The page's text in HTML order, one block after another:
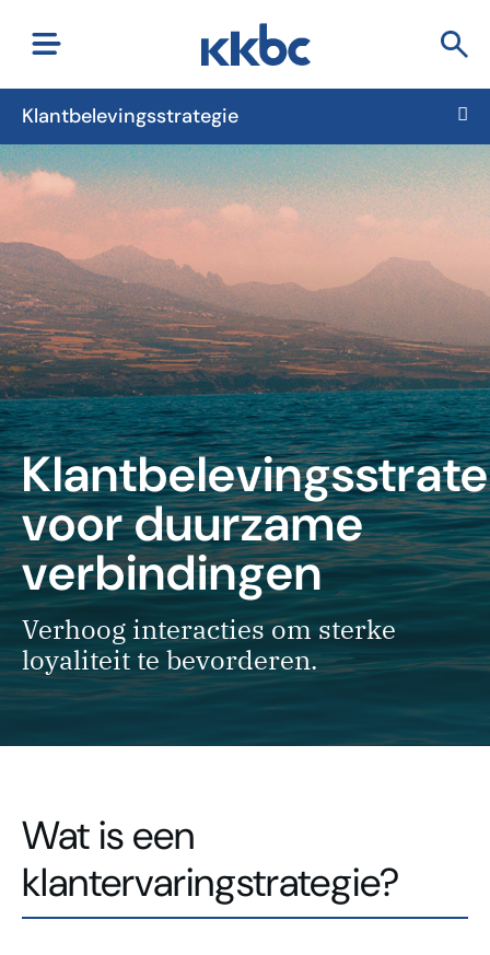
Klantbelevingsstrategie
voor duurzame
verbindingen
Verhoog interacties om sterke
loyaliteit te bevorderen.
Wat is een
klantervaringstrategie?